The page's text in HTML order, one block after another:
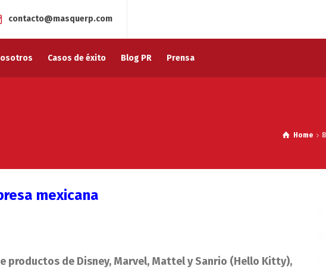
contacto@masquerp.com
Casos de éxito Blog PR Prensa
Home
mexicana
productos de Disney, Marvel, Mattel y Sanrio (Hello Kitty),